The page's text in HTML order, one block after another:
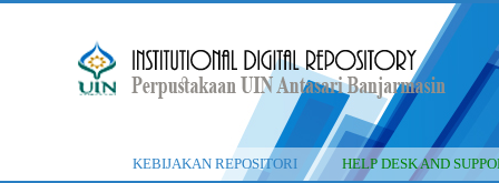
KEBIJAKAN REPOSITORI HELP DESK AND